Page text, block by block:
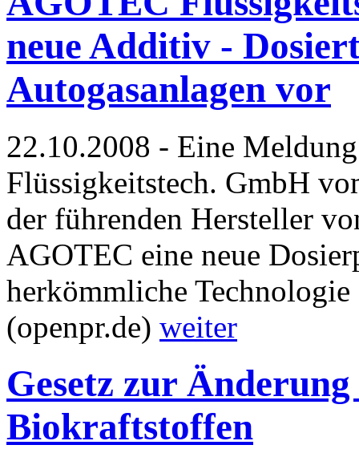
neue Additiv -
Autogasanlagen vor
22.10.2008 - Eine
Flüssigkeitstech. GmbH
der führenden Hersteller
AGOTEC eine neue
herkömmliche
(openpr.de) weiter
Gesetz zur
Biokraftstoffen